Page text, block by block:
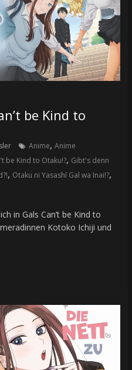
be Kind to
Anime, Anime
be Kind to Otaku!?, Gibt's denn
, Otaku ni Yasashī Gal wa Inai!?,
in Gals Can’t be Kind to
Kotoko Ichiji und